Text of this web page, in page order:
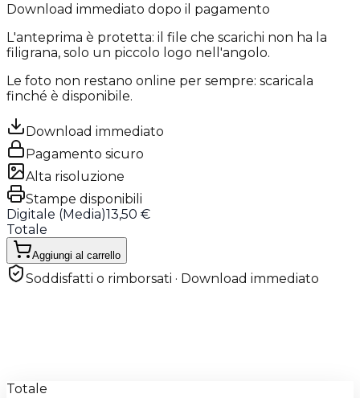
Download immediato dopo il pagamento
L'anteprima è protetta: il file che scarichi non ha la
filigrana, solo un piccolo logo nell'angolo.
Le foto non restano online per sempre: scaricala
finché è disponibile.
Download immediato
Pagamento sicuro
Alta risoluzione
Stampe disponibili
Digitale (Media)13,50 €
Totale
Aggiungi al carrello
Soddisfatti o rimborsati · Download immediato
Totale